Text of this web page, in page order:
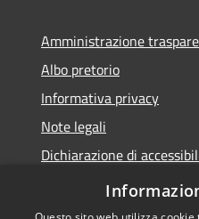
Amministrazione
Albo pretorio
Informativa privacy
Note legali
Dichiarazione di
Piano di miglioramento